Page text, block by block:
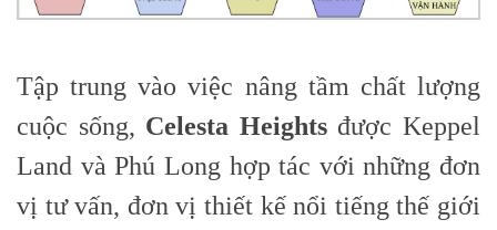
Tập trung vào việc nâng tầm chất lượng
cuộc sống, Celesta Heightsđược Keppel
Land và Phú Long hợp tác với những đơn
vị tư vấn, đơn vị thiết kế nổi tiếng thế giới